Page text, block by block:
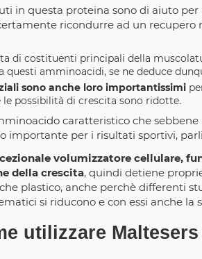
in questa proteina sono di aiuto per
ricondurre ad un recupero
di costituenti principali della
questi amminoacidi, se ne deduce
sono anche loro importantissimi
possibilità di crescita sono ridotte.
caratteristico che sebbene
importante per i risultati sportivi,
volumizzatore cellulare,
della crescita, quindi detiene
plastico, anche perchè differenti
si riducono e con essi anche la
utilizzare